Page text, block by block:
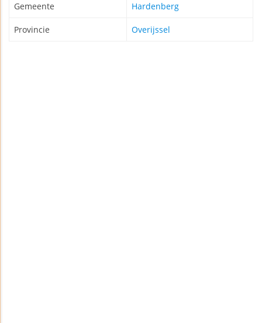
Gemeente Hardenberg
Provincie Overijssel